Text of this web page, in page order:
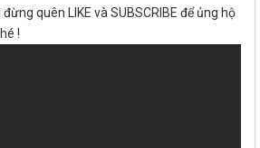
quên LIKE và SUBSCRIBE để ủng hộ
!